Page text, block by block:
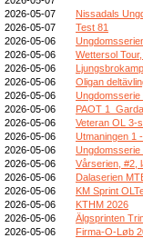
2026-05-07
Nissadals
2026-05-07
Test 81
2026-05-06
2026-05-06
Wettersol
2026-05-06
2026-05-06
Oligan
2026-05-06
Ungdomsserie
2026-05-06
PAOT
2026-05-06
Veteran OL 3-
2026-05-06
Utmaningen 1
2026-05-06
Ungdomsserie
2026-05-06
Vårserien, #2,
2026-05-06
Dalaserien
2026-05-06
KM Sprint
2026-05-06
KTHM 2026
2026-05-06
Älgsprinten
2026-05-06
Firma-O-Løb